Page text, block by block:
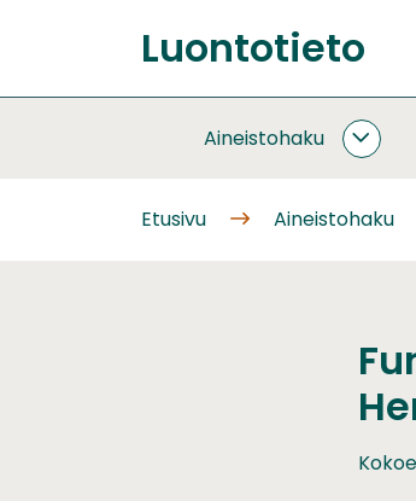
sisältöön
Etusivu
Luontotieto
Aineistohaku
Etusivu Aineistohaku